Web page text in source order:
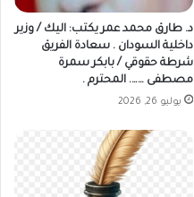
د. طارق محمد عمر يكتب: اليك / وزير
داخلية السودان . سعادة الفريق
شرطة حقوقي / بابكر سمرة
مصطفى ……. المحترم .
يوليو 26, 2026